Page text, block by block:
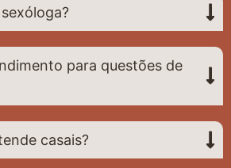
para questões de
casais?